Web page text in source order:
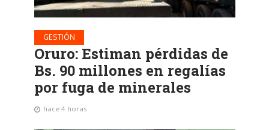
GESTIÓN
Oruro: Estiman pérdidas de
Bs. 90 millones en regalías
por fuga de minerales
hace 4 horas